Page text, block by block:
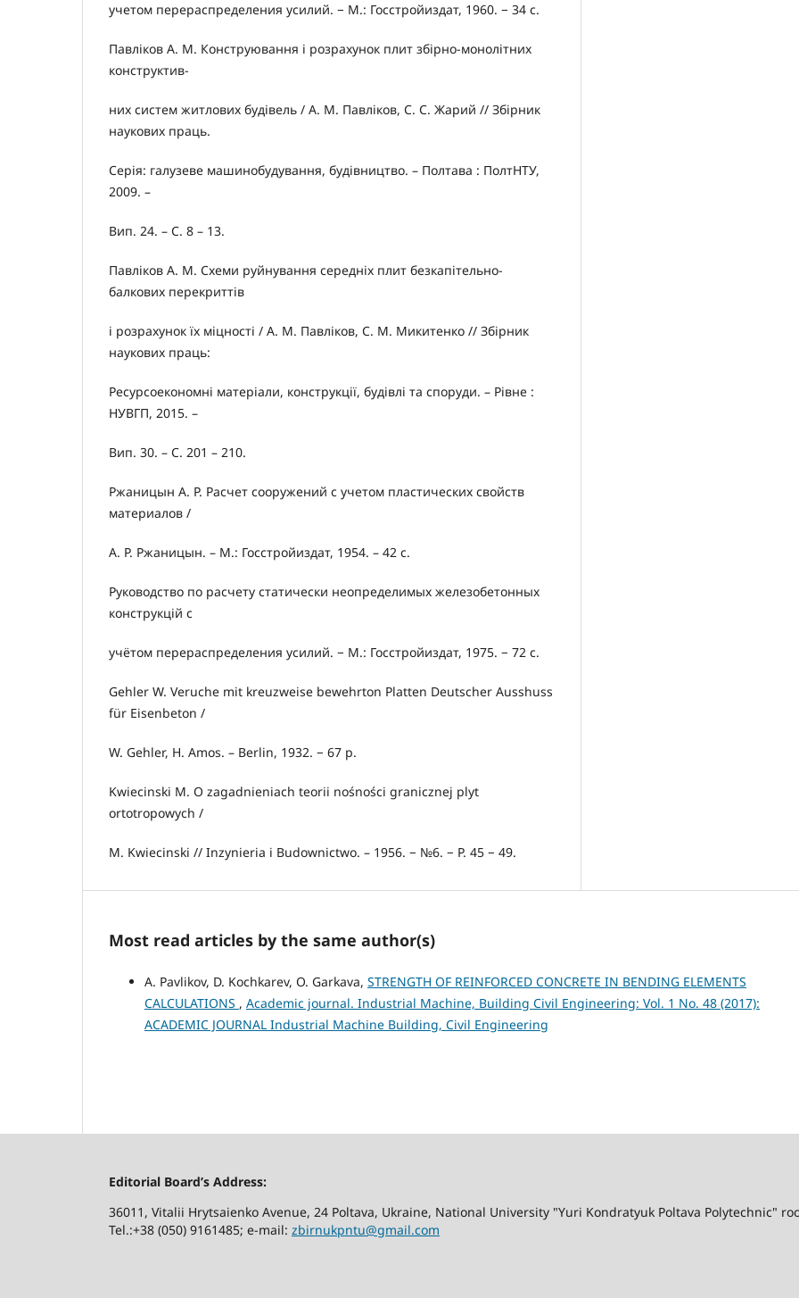
учетом перераспределения усилий. − М.: Госстройиздат, 1960. − 34 с.
Павліков А. М. Конструювання і розрахунок плит збірно-монолітних
конструктив-
них систем житлових будівель / А. М. Павліков, С. С. Жарий // Збірник
наукових праць.
Серія: галузеве машинобудування, будівництво. – Полтава : ПолтНТУ,
2009. –
Вип. 24. – С. 8 – 13.
Павліков А. М. Схеми руйнування середніх плит безкапітельно-
балкових перекриттів
і розрахунок їх міцності / А. М. Павліков, С. М. Микитенко // Збірник
наукових праць:
Ресурсоекономні матеріали, конструкції, будівлі та споруди. – Рівне :
НУВГП, 2015. –
Вип. 30. – С. 201 – 210.
Ржаницын А. Р. Расчет сооружений с учетом пластических свойств
материалов /
А. Р. Ржаницын. – М.: Госстройиздат, 1954. – 42 с.
Руководство по расчету статически неопределимых железобетонных
конструкцій с
учётом перераспределения усилий. − М.: Госстройиздат, 1975. − 72 с.
Gehler W. Veruche mit kreuzweise bewehrton Platten Deutscher Ausshuss
für Eisenbeton /
W. Gehler, H. Amos. – Berlin, 1932. − 67 p.
Kwiecinski M. O zagadnieniach teorii nośności granicznej plyt
ortotropowych /
M. Kwiecinski // Inzynieria i Budownictwo. – 1956. − №6. − P. 45 − 49.
Most read articles by the same author(s)
A. Pavlikov, D. Kochkarev, O. Garkava, STRENGTH OF REINFORCED CONCRETE IN BENDING ELEMENTS
CALCULATIONS , Academic journal. Industrial Machine, Building Civil Engineering: Vol. 1 No. 48 (2017):
ACADEMIC JOURNAL Industrial Machine Building, Civil Engineering
Editorial Board’s Address:
36011, Vitalii Hrytsaienko Avenue, 24 Poltava, Ukraine, National University "Yuri Kondratyuk Poltava Polytechnic"
Tel.:+38 (050) 9161485; е-mail: zbirnukpntu@gmail.com